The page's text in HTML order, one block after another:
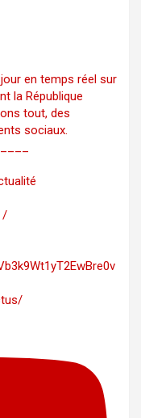
en temps réel sur
la République
tout, des
sociaux.
/